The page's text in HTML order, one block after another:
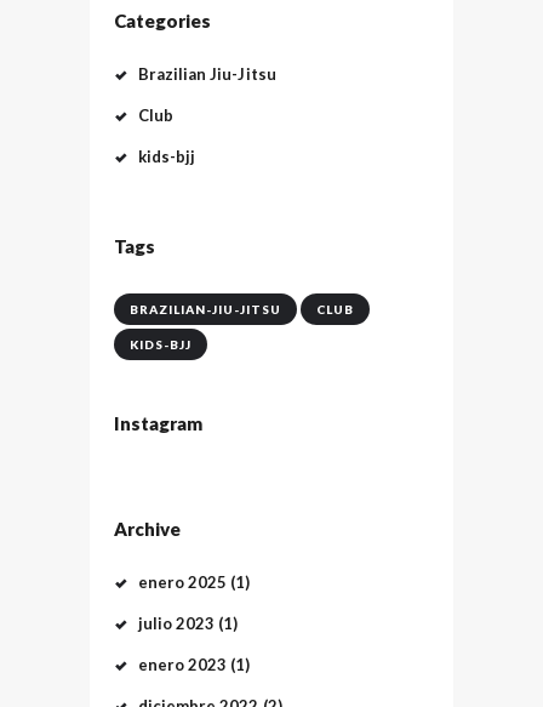
Categories
Brazilian Jiu-Jitsu
Club
kids-bjj
Tags
BRAZILIAN-JIU-JITSU CLUB
KIDS-BJJ
Instagram
Archive
enero2025 (1)
julio2023 (1)
enero2023 (1)